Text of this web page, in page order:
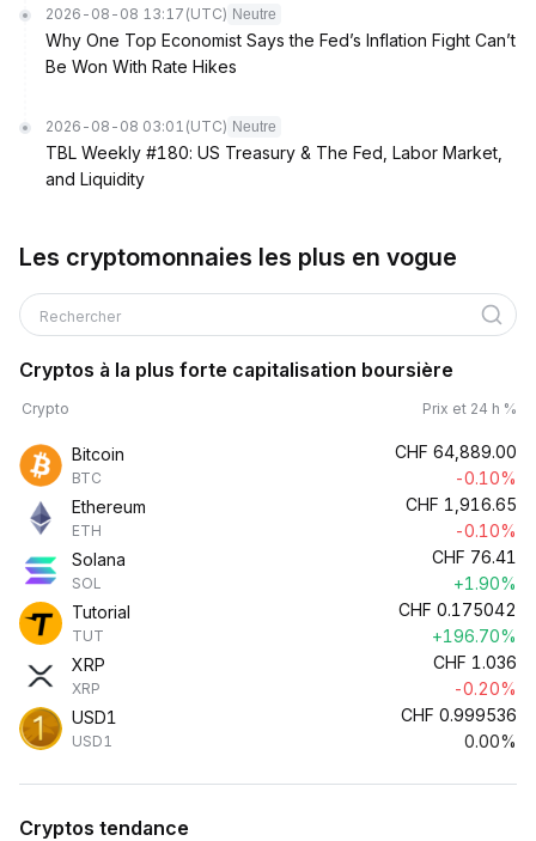
2026-08-08 13:17 (UTC) Neutre
Why One Top Economist Says the Fed’s Inflation Fight Can’t
Be Won With Rate Hikes
2026-08-08 03:01 (UTC) Neutre
TBL Weekly #180: US Treasury & The Fed, Labor Market,
and Liquidity
Les cryptomonnaies les plus en vogue
Rechercher
Cryptos à la plus forte capitalisation boursière
Crypto Prix et 24 h %
Bitcoin
BTC
CHF 64,889.00
-0.10%
Ethereum
ETH
CHF 1,916.65
-0.10%
Solana
SOL
CHF 76.41
+1.90%
Tutorial
TUT
CHF 0.175042
+196.70%
XRP
XRP
CHF 1.036
-0.20%
USD1
USD1
CHF 0.999536
0.00%
Cryptos tendance